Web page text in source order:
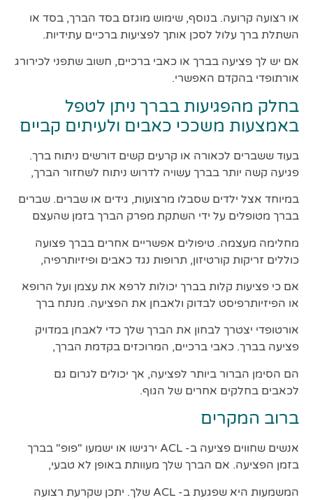
או רצועה קרועה. בנוסף, שימוש מוגזם בסד הברך, בסד או
השתלת ברך עלול לסכן אותך לפציעות ברכיים עתידיות.
אם יש לך פציעה בברך או כאבי ברכיים, חשוב שתפני לכירורג
אורתופדי בהקדם האפשרי.
בחלק מהפגיעות בברך ניתן לטפל
באמצעות משככי כאבים ולעיתים קביים
בעוד ששברים לכאורה או קרעים קשים דורשים ניתוח ברך.
פגיעה קשה יותר בברך עשויה לדרוש ניתוח לשחזור הברך,
במיוחד אצל ילדים שסבלו מרצועות, גידים או שברים. שברים
בברך מטופלים על ידי השתקת מפרק הברך בזמן שהעצם
מחלימה מעצמה. טיפולים אפשריים אחרים בברך פצועה
כוללים זריקות קורטיזון, תרופות נגד כאבים ופיזיותרפיה,
אם כי פציעות קלות בברך יכולות לרפא את עצמן ועל הרופא
או הפיזיותרפיסט לבדוק ולאבחן את הפציעה. מנתח ברך
אורטופדי יצטרך לבחון את הברך שלך כדי לאבחן במדויק
פציעה בברך. כאבי ברכיים, המרוכזים בקדמת הברך,
הם הסימן הברור ביותר לפציעה, אך יכולים לגרום גם
לכאבים בחלקים אחרים של הגוף.
ברוב המקרים
אנשים שחווים פציעה ב- ACL ירגישו או ישמעו "פופ" בברך
בזמן הפציעה. אם הברך שלך מעוותת באופן לא טבעי,
המשמעות היא שפגעת ב- ACL שלך. יתכן שקרעת רצועה